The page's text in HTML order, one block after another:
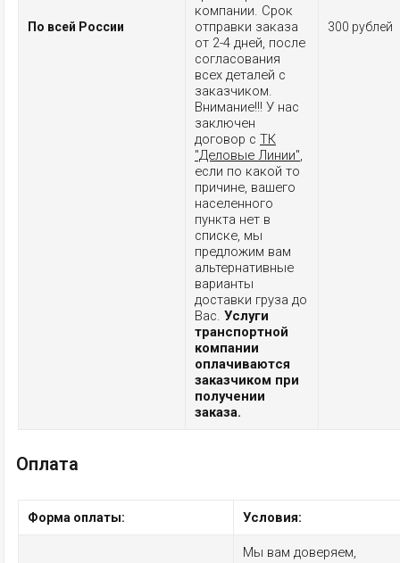
По всей России
компании. Срок
отправки заказа
от 2-4 дней, после
согласования
всех деталей с
заказчиком.
Внимание!!! У нас
заключен
договор с ТК
"Деловые Линии",
если по какой то
причине, вашего
населенного
пункта нет в
списке, мы
предложим вам
альтернативные
варианты
доставки груза до
Вас. Услуги
транспортной
компании
оплачиваются
заказчиком при
получении
заказа.
300 рублей
Оплата
Форма оплаты: Условия:
Мы вам доверяем,